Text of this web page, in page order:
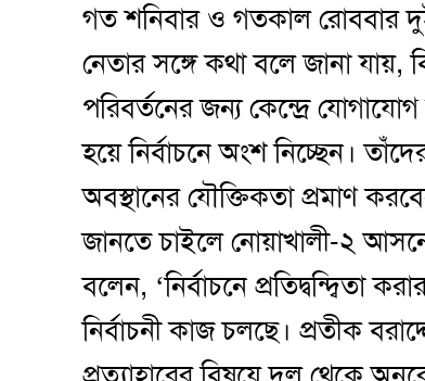
গত শনিবার ও গতকাল রোববার
নেতার সঙ্গে কথা বলে জানা যায়,
পরিবর্তনের জন্য কেন্দ্রে
হয়ে নির্বাচনে অংশ নিচ্ছেন।
অবস্থানের যৌক্তিকতা প্রমাণ
জানতে চাইলে নোয়াখালী-২
বলেন, ‘নির্বাচনে প্রতিদ্বন্দ্বিতা
নির্বাচনী কাজ চলছে। প্রতীক